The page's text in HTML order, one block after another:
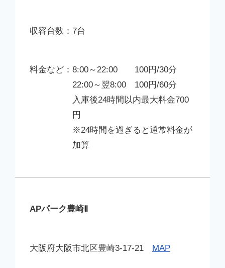
7台
8:00～22:00 100円/30分
22:00～翌8:00 100円/60分
入庫後24時間以内最大料金700
円
※24時間を過ぎると通常料金が
加算
APパーク豊崎Ⅱ
大阪府大阪市北区豊崎3-17-21 MAP